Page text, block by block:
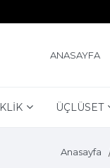
ANASAYFA
ÜÇLÜSET
Anasayfa